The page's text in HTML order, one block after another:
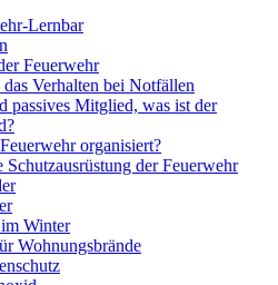
Lernbar
Feuerwehr
Verhalten bei Notfällen
passives Mitglied, was ist der
organisiert?
Schutzausrüstung der Feuerwehr
Winter
Wohnungsbrände